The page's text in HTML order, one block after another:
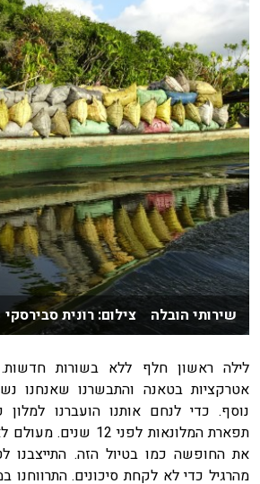
שירותי הובלה צילום: רונית סבירסקי
לילה ראשון חלף ללא בשורות
אטרקציות בטאנה והתבשרנו שאנחנו
נוסף. כדי לנחם אותנו הועברנו
תפארת המלונאות לפני
את החופשה כמו בטיול הזה. התייצבנו
מהרגיל כדי לא לקחת סיכונים. התרווחנו